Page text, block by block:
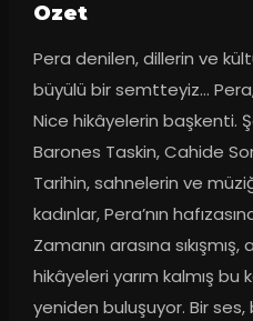
Ozet
Pera denilen, dillerin ve
büyülü bir semtteyiz…
Nice hikâyelerin başkenti.
Barones Taskin, Cahide
Tarihin, sahnelerin ve
kadınlar, Pera’nın
Zamanın arasına
hikâyeleri yarım kalmış bu
yeniden buluşuyor. Bir ses,